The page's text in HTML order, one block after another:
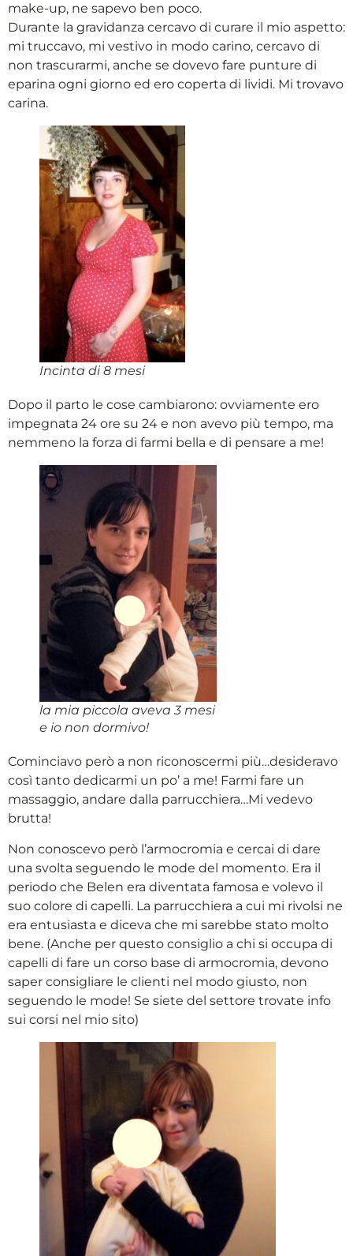
make-up, ne sapevo ben poco.
Durante la gravidanza cercavo di curare il mio aspetto:
mi truccavo, mi vestivo in modo carino, cercavo di
non trascurarmi, anche se dovevo fare punture di
eparina ogni giorno ed ero coperta di lividi. Mi trovavo
carina.
Incinta di 8 mesi
Dopo il parto le cose cambiarono: ovviamente ero
impegnata 24 ore su 24 e non avevo più tempo, ma
nemmeno la forza di farmi bella e di pensare a me!
la mia piccola aveva 3 mesi
e io non dormivo!
Cominciavo però a non riconoscermi più…desideravo
così tanto dedicarmi un po’ a me! Farmi fare un
massaggio, andare dalla parrucchiera…Mi vedevo
brutta!
Non conoscevo però l’armocromia e cercai di dare
una svolta seguendo le mode del momento. Era il
periodo che Belen era diventata famosa e volevo il
suo colore di capelli. La parrucchiera a cui mi rivolsi ne
era entusiasta e diceva che mi sarebbe stato molto
bene. (Anche per questo consiglio a chi si occupa di
capelli di fare un corso base di armocromia, devono
saper consigliare le clienti nel modo giusto, non
seguendo le mode! Se siete del settore trovate info
sui corsi nel mio sito)